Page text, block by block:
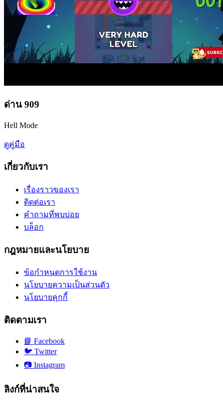
ด่าน 909
Hell Mode
ดูคู่มือ
เกี่ยวกับเรา
เรื่องราวของเรา
ติดต่อเรา
คำถามที่พบบ่อย
บล็อก
กฎหมายและนโยบาย
ข้อกำหนดการใช้งาน
นโยบายความเป็นส่วนตัว
นโยบายคุกกี้
ติดตามเรา
📘 Facebook
🐦 Twitter
📷 Instagram
ลิงก์ที่น่าสนใจ